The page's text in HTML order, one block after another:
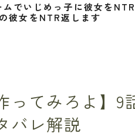
ムでいじめっ子に彼女を
彼女をNTR返します
ってみろよ】
バレ解説